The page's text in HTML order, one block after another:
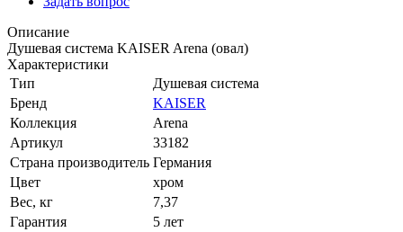
Описание
Душевая система KAISER Arena (овал)
Характеристики
Тип
Душевая система
Бренд
KAISER
Коллекция
Arena
Артикул
33182
Страна производитель Германия
Цвет
хром
Вес, кг
7,37
Гарантия
5 лет